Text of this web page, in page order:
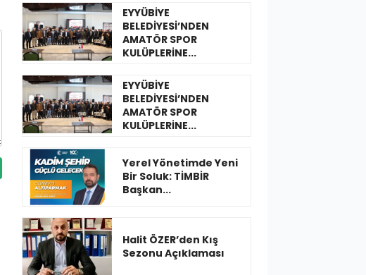
EYYÜBİYE
BELEDİYESİ’NDEN
AMATÖR SPOR
KULÜPLERİNE...
EYYÜBİYE
BELEDİYESİ’NDEN
AMATÖR SPOR
KULÜPLERİNE...
Yerel Yönetimde Yeni
Bir Soluk: TİMBİR
Başkan...
Halit ÖZER’den Kış
Sezonu Açıklaması